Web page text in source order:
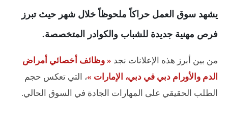
يشهد سوق العمل حراكاً ملحوظاً خلال شهر حيث تبرز
فرص مهنية جديدة للشباب والكوادر المتخصصة.
من بين أبرز هذه الإعلانات نجد « وظائف أخصائي أمراض
الدم والأورام دبي في دبي، الإمارات »، التي تعكس حجم
الطلب الحقيقي على المهارات الجادة في السوق الحالي.